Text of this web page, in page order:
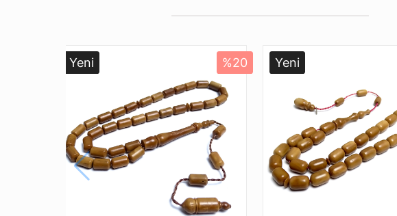
Paketleme ve
* Kuka ağacı, yüzyıllardır Doğu kültürlerinde sağlık ve
ve doğal antibakteriyel özelliklere sahiptir. Her dokunuşunda
Kalite ve güvenden ödün vermeyen Tesbih Ruyasi Dijital
alışveriş yapabilirsiniz.
Yeni %20 Yeni